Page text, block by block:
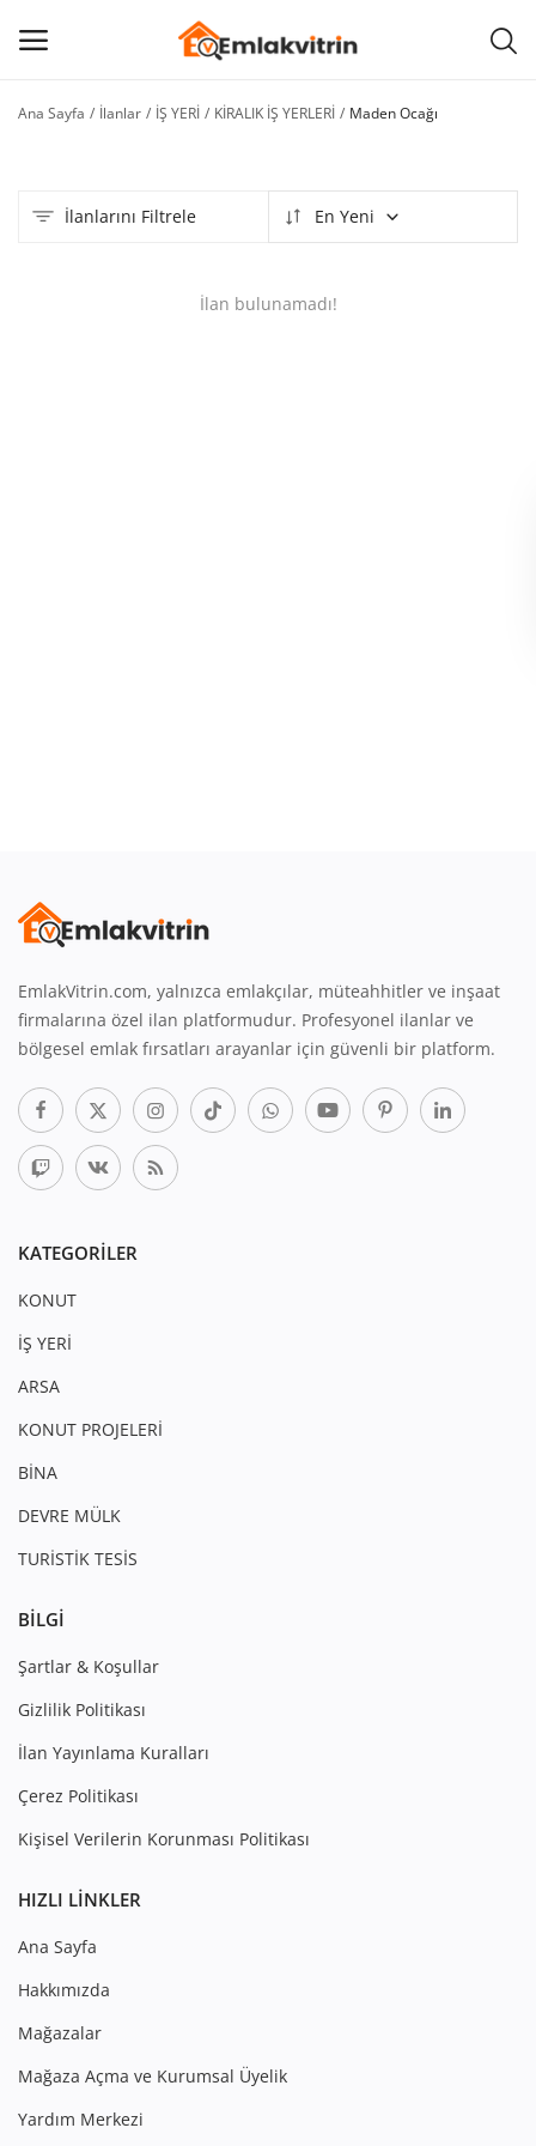
İlan
Ana menü
Ana Sayfa İlanlar İŞ YERİ KİRALIK İŞ YERLERİ Maden Ocağı
İlanlarını Filtrele En Yeni
İlan bulunamadı!
EmlakVitrin.com, yalnızca emlakçılar, müteahhitler ve inşaat
firmalarına özel ilan platformudur. Profesyonel ilanlar ve
bölgesel emlak fırsatları arayanlar için güvenli bir platform.
KATEGORILER
KONUT
İŞ YERİ
ARSA
KONUT PROJELERİ
BİNA
DEVRE MÜLK
TURİSTİK TESİS
BILGI
Şartlar & Koşullar
Gizlilik Politikası
İlan Yayınlama Kuralları
Çerez Politikası
Kişisel Verilerin Korunması Politikası
HIZLI LINKLER
Ana Sayfa
Hakkımızda
Mağazalar
Mağaza Açma ve Kurumsal Üyelik
Yardım Merkezi